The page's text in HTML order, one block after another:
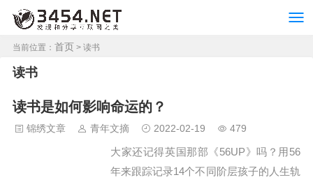
当前位置： 首页 > 读书
读书
读书是如何影响命运的？
锦绣文章 青年文摘 2022-02-19 479
大家还记得英国那部《56UP》吗？用56
年来跟踪记录14个不同阶层孩子的人生轨